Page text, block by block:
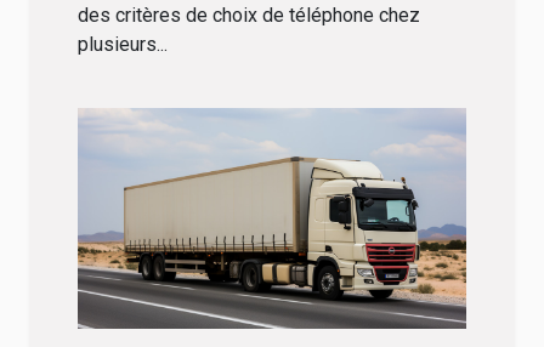
des critères de choix de téléphone chez
plusieurs...